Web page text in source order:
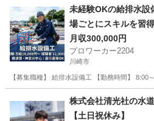
鳶職 業務
未経験OKの給排水設
場ごとにスキルを習
月収300,000円
プロワーカー2204
川崎市
【募集職種】 給排水設備工 【勤務時間】
その他 未経験
株式会社清光社の水
【土日祝休み】